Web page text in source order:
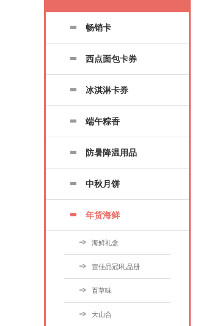
畅销卡
西点面包卡券
冰淇淋卡券
端午粽香
防暑降温用品
中秋月饼
年货海鲜
海鲜礼盒
壹佳品冠l礼品册
百草味
大山合